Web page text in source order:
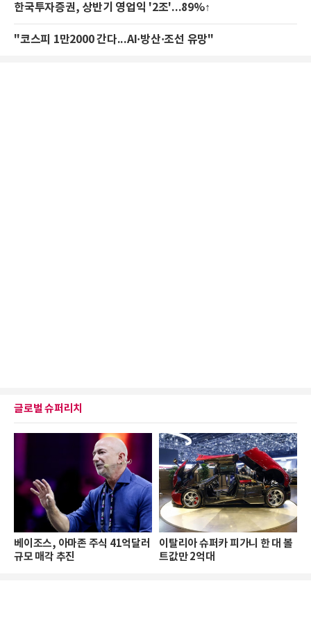
한국투자증권, 상반기 영업익 '2조'...89%↑
"코스피 1만2000 간다...AI·방산·조선 유망"
글로벌 슈퍼리치
베이조스, 아마존 주식 41억달러
규모 매각 추진
이탈리아 슈퍼카 피가니 한 대 볼
트값만 2억대